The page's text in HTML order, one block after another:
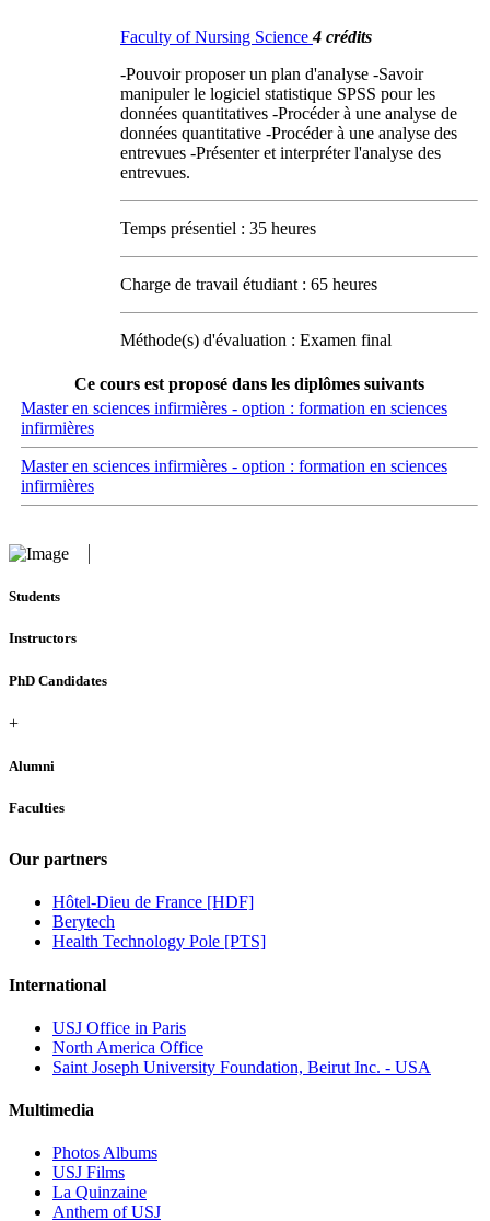
Faculty of Nursing Science4 crédits
-Pouvoir proposer un plan d'analyse -Savoir
manipuler le logiciel statistique SPSS pour les
données quantitatives -Procéder à une analyse de
données quantitative -Procéder à une analyse des
entrevues -Présenter et interpréter l'analyse des
entrevues.
Temps présentiel : 35 heures
Charge de travail étudiant : 65 heures
Méthode(s) d'évaluation : Examen final
Ce cours est proposé dans les diplômes suivants
Master en sciences infirmières - option : formation en sciences
infirmières
Master en sciences infirmières - option : formation en sciences
infirmières
Students
Instructors
PhD Candidates
+
Alumni
Faculties
Our partners
Hôtel-Dieu de France [HDF]
Berytech
Health Technology Pole [PTS]
International
USJ Office in Paris
North America Office
Saint Joseph University Foundation, Beirut Inc. - USA
Multimedia
Photos Albums
USJ Films
La Quinzaine
Anthem of USJ